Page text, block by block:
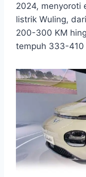
2024, menyoroti
listrik Wuling,
200-300 KM
tempuh 333-410